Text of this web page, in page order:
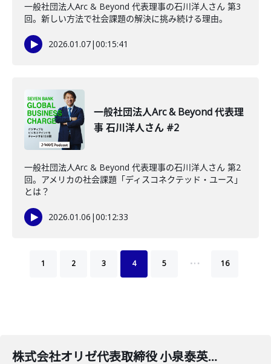
一般社団法人Arc & Beyond 代表理事の石川洋人さん 第3
回。新しい方法で社会課題の解決に挑み続ける理由。
2026.01.07|00:15:41
一般社団法人Arc & Beyond 代表理
事 石川洋人さん #2
一般社団法人Arc & Beyond 代表理事の石川洋人さん 第2
回。アメリカの社会課題「ディスコネクテッド・ユース」
とは？
2026.01.06 |00:12:33
1 2 3 4 5 … 16
株式会社オリゼ代表取締役 小泉泰英さん #3